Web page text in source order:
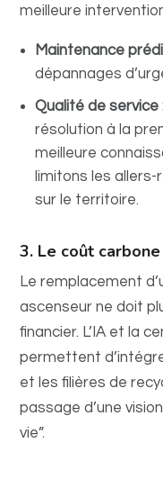
meilleure
Maintenance
dépannages
Qualité de service
résolution à la
meilleure
limitons les
sur le territoire.
3. Le coût
Le remplacement
ascenseur ne doit
financier. L’IA et la
permettent
et les filières de
passage d’une
vie”.